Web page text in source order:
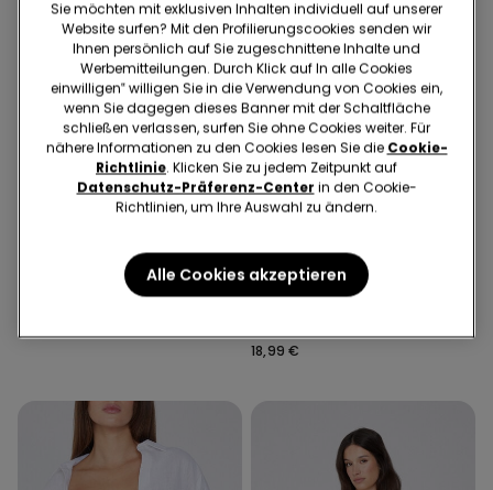
5 Farben
Mikrofaser
18,99 €
Sie möchten mit exklusiven Inhalten individuell auf unserer
Website surfen? Mit den Profilierungscookies senden wir
Ihnen persönlich auf Sie zugeschnittene Inhalte und
Werbemitteilungen. Durch Klick auf In alle Cookies
einwilligen‟ willigen Sie in die Verwendung von Cookies ein,
wenn Sie dagegen dieses Banner mit der Schaltfläche
schließen verlassen, surfen Sie ohne Cookies weiter. Für
nähere Informationen zu den Cookies lesen Sie die Cookie-
Richtlinie. Klicken Sie zu jedem Zeitpunkt auf
Datenschutz-Präferenz-Center in den Cookie-
Richtlinien, um Ihre Auswahl zu ändern.
Alle Cookies akzeptieren